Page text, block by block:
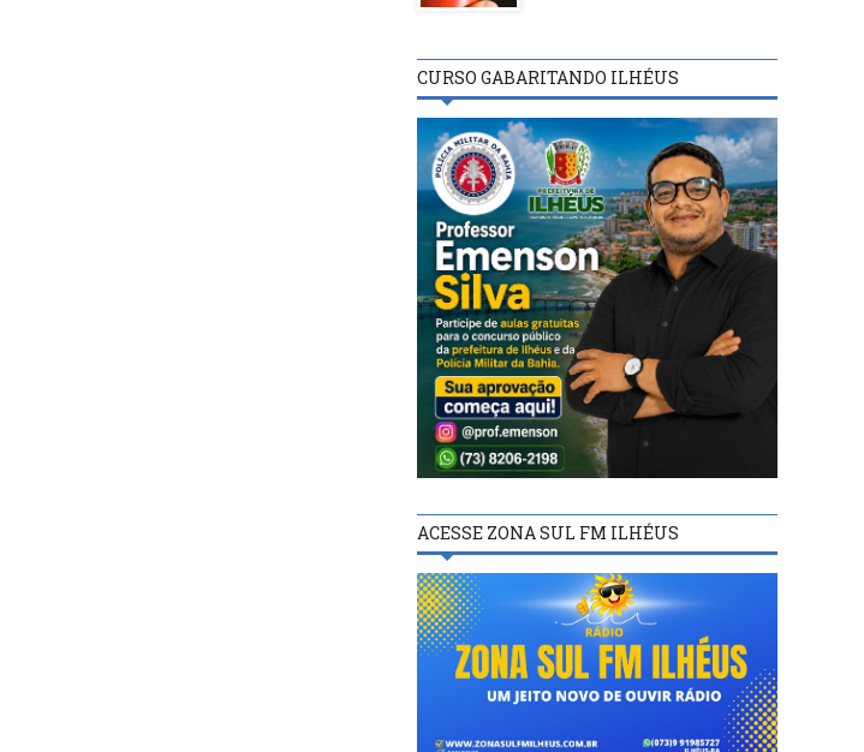
CURSO GABARITANDO ILHÉUS
ACESSE ZONA SUL FM ILHÉUS